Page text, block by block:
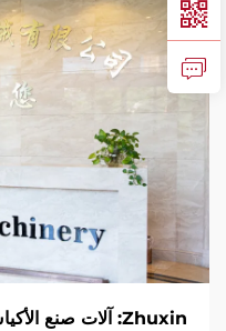
Zhuxin: آلات صنع الأكياس الورقية مبنية لتكون متينة